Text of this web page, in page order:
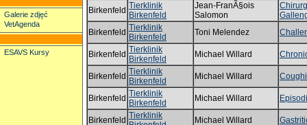
Galerie zdjęć
VetAgenda
ESAVS Kursy
Birkenfeld Tierklinik
Birkenfeld
Jean-FranÃ§ois
Salomon
Birkenfeld Tierklinik
Birkenfeld
Toni Melendez
Birkenfeld Tierklinik
Birkenfeld
Michael Willard
Birkenfeld Tierklinik
Birkenfeld
Michael Willard
Birkenfeld Tierklinik
Birkenfeld
Michael Willard
Birkenfeld Tierklinik
Michael Willard